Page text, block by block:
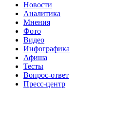
Новости
Аналитика
Мнения
Фото
Видео
Инфографика
Афиша
Тесты
Вопрос-ответ
Пресс-центр